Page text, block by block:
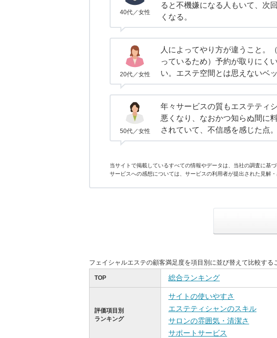
40代／女性
ると不機嫌になる人もいて、次
くなる。
20代／女性
人によってやり方が違うこと。
っているため）予約が取りにく
い。エステ空間とは思えないベッ
50代／女性
年々サービスの質もエステティ
悪くなり、なおかつ知らぬ間に
されていて、不信感を感じた点。
当サイトで掲載しているすべての情報やデータは、当社の調査に基
サービスへの感想については、サービスの利用者が提出された見解
フェイシャルエステの顧客満足度を項目別に並び替えて比較する
TOP 総合ランキング
評価項目別
ランキング
サイトの使いやすさ
エステティシャンのスキル
サロンの雰囲気・清潔さ
サポートサービス